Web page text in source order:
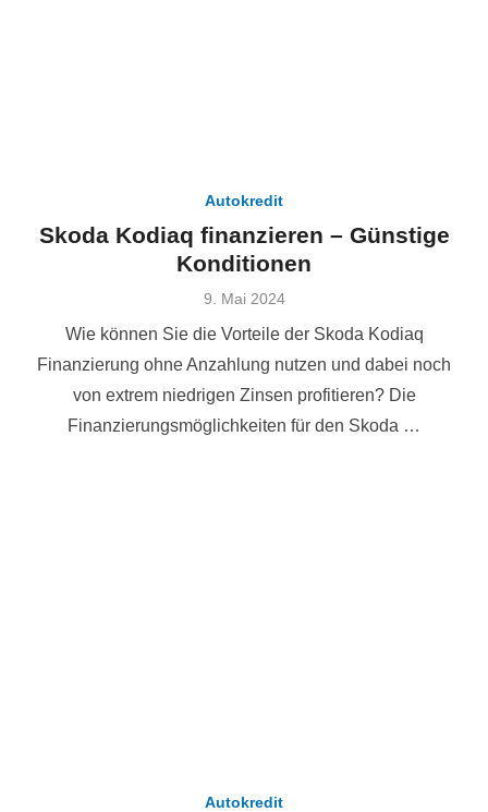
Autokredit
Skoda Kodiaq finanzieren – Günstige
Konditionen
Veröffentlicht
9. Mai 2024
Wie können Sie die Vorteile der Skoda Kodiaq
Finanzierung ohne Anzahlung nutzen und dabei noch
von extrem niedrigen Zinsen profitieren? Die
Finanzierungsmöglichkeiten für den Skoda …
Autokredit